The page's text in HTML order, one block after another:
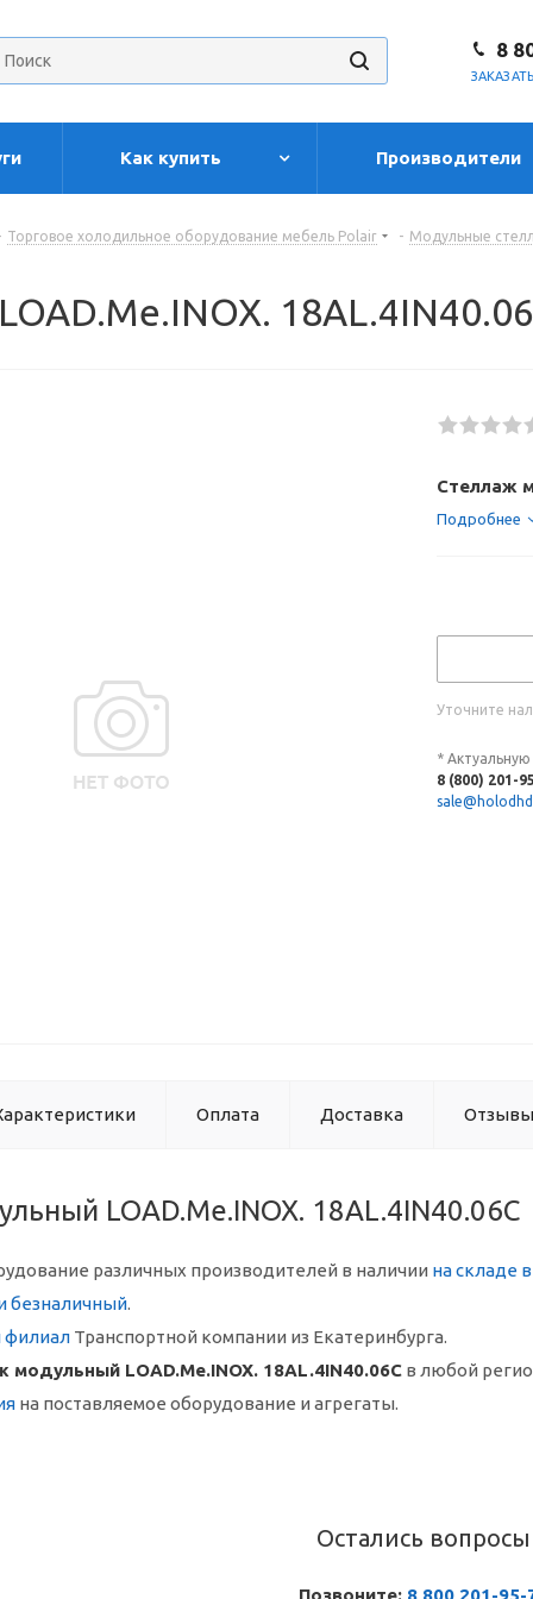
8
Как купить Производители
Торговое холодильное оборудование мебель Polair - Модульные
Стеллаж
Подробнее
Уточните
*
8 (800) 201-
Оплата Доставка Отзывы
LOAD.Me.INOX. 18AL.4IN40.06C
различных производителей в наличии на складе
безналичный.
филиал Транспортной компании из Екатеринбурга.
модульный LOAD.Me.INOX. 18AL.4IN40.06C в любой
на поставляемое оборудование и агрегаты.
Остались вопросы
Позвоните: 8 800 201-95-